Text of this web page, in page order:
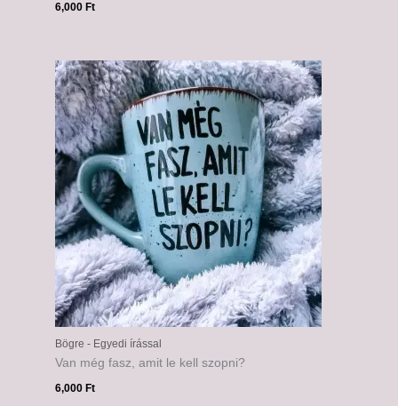
6,000 Ft
Bögre - Egyedi írással
Van még fasz, amit le kell szopni?
6,000Ft